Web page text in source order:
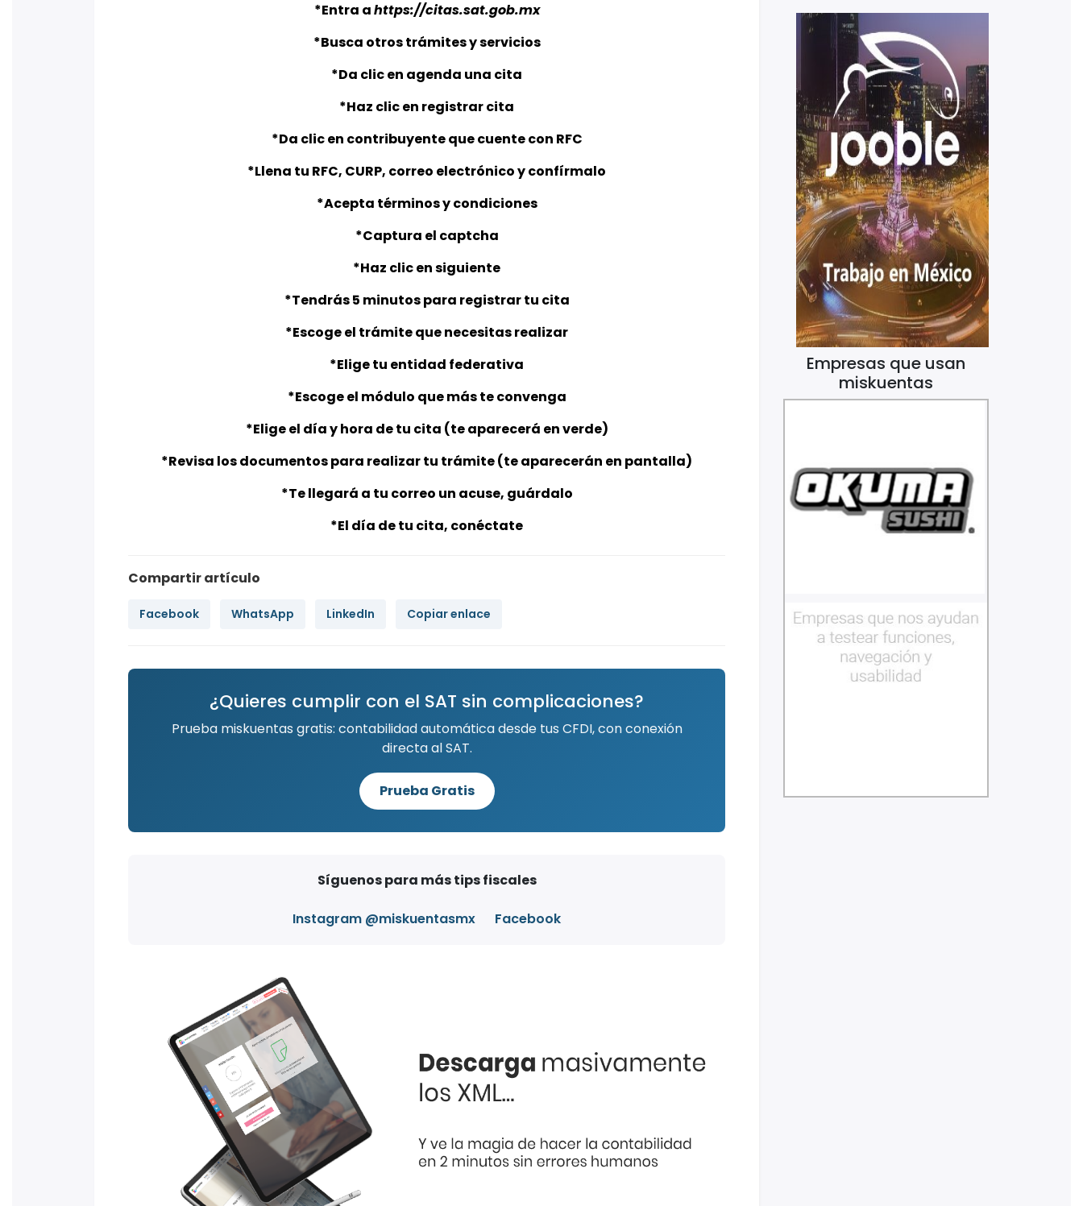
*Entra ahttps://citas.sat.gob.mx
*Busca otros trámites y servicios
*Da clic en agenda una cita
*Haz clic en registrar cita
*Da clic en contribuyente que cuente con RFC
*Llena tu RFC, CURP, correo electrónico y confírmalo
*Acepta términos y condiciones
*Captura el captcha
*Haz clic en siguiente
*Tendrás 5 minutos para registrar tu cita
*Escoge el trámite que necesitas realizar
*Elige tu entidad federativa
*Escoge el módulo que más te convenga
*Elige el día y hora de tu cita (te aparecerá en verde)
*Revisa los documentos para realizar tu trámite (te aparecerán en pantalla)
*Te llegará a tu correo un acuse, guárdalo
*El día de tu cita, conéctate
Compartir artículo
Facebook WhatsApp LinkedIn Copiar enlace
¿Quieres cumplir con el SAT sin complicaciones?
Prueba miskuentas gratis: contabilidad automática desde tus CFDI, con conexión
directa al SAT.
Prueba Gratis
Síguenos para más tips fiscales
Instagram @miskuentasmx Facebook
Empresas que usan
miskuentas